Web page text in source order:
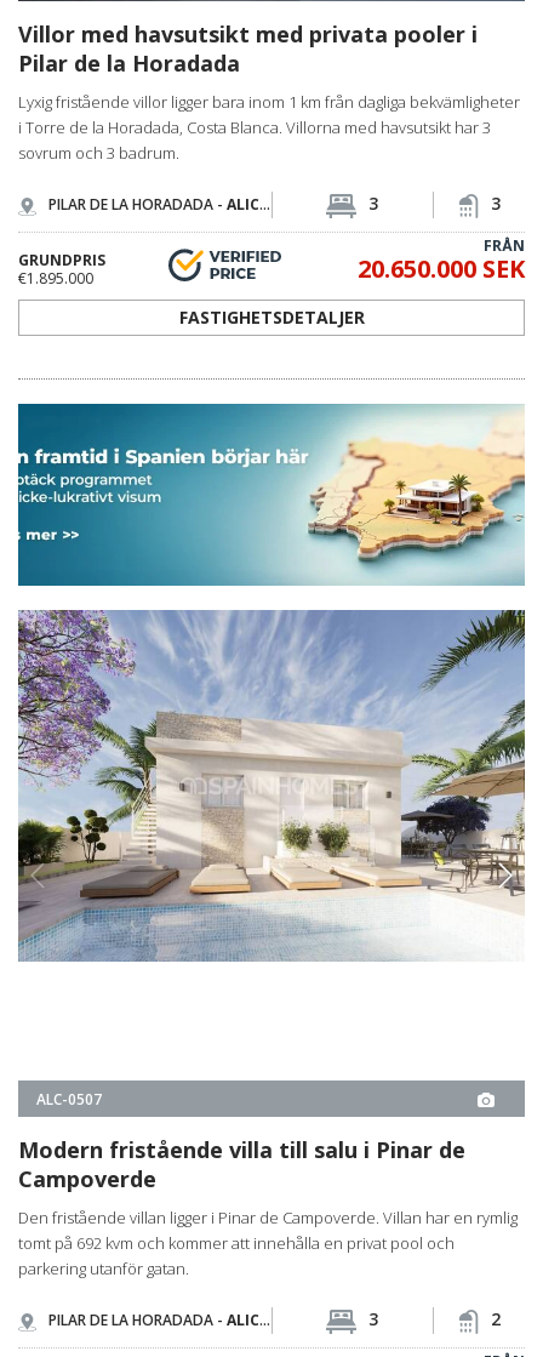
Villor med havsutsikt med privata pooler i
Pilar de la Horadada
Lyxig fristående villor ligger bara inom 1 km från dagliga bekvämligheter
i Torre de la Horadada, Costa Blanca. Villorna med havsutsikt har 3
sovrum och 3 badrum.
PILAR DE LA HORADADA - ALICANTE 3 3
GRUNDPRIS
€1.895.000
FRÅN
20.650.000 SEK
FASTIGHETSDETALJER
ALC-0507
tomt på 692 kvm och kommer att innehålla en privat pool och
parkering utanför gatan.
PILAR DE LA HORADADA - ALICANTE 3
GRUNDPRIS
€750.000
8.200.000 SEK
FASTIGHETSDETALJER